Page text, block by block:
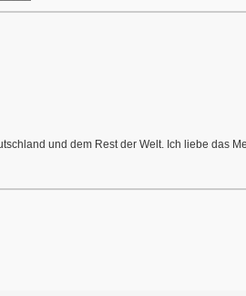
und dem Rest der Welt. Ich liebe das